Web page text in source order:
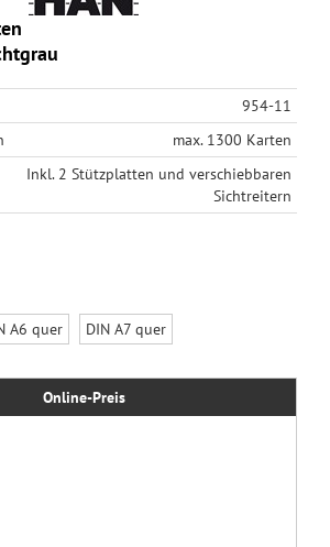
954-11
max. 1300 Karten
Inkl. 2 Stützplatten und verschiebbaren
Sichtreitern
A6 quer DIN A7 quer
Online-Preis